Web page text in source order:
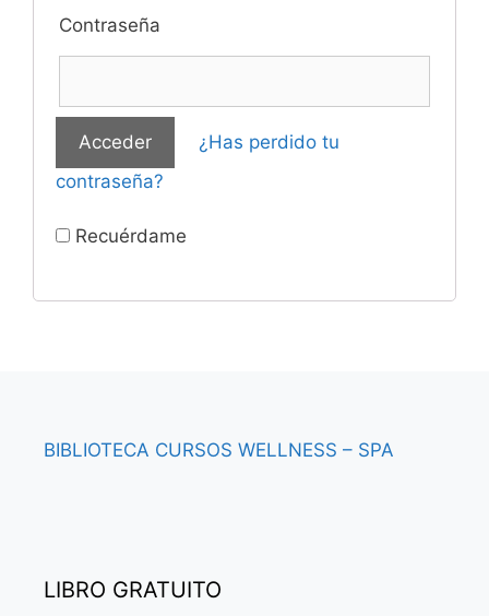
Contraseña
¿Has perdido tu
contraseña?
Recuérdame
BIBLIOTECA CURSOS WELLNESS – SPA
LIBRO GRATUITO